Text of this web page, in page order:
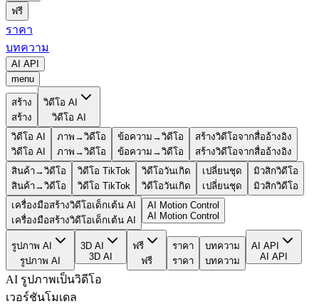
ฟรี
ราคา
บทความ
AI API
menu
สร้าง
สร้าง
วิดีโอ AI
วิดีโอ AI
วิดีโอ AI
วิดีโอ AI
ภาพ→วิดีโอ
ภาพ→วิดีโอ
ข้อความ→วิดีโอ
ข้อความ→วิดีโอ
สร้างวิดีโอจากสื่ออ้างอิง
สร้างวิดีโอจากสื่ออ้างอิง
สินค้า→วิดีโอ
สินค้า→วิดีโอ
วิดีโอ TikTok
วิดีโอ TikTok
วิดีโอวันเกิด
วิดีโอวันเกิด
เปลี่ยนชุด
เปลี่ยนชุด
มิวสิกวิดีโอ
มิวสิกวิดีโอ
เครื่องมือสร้างวิดีโอเด็กเต้น AI
เครื่องมือสร้างวิดีโอเด็กเต้น AI
AI Motion Control
AI Motion Control
รูปภาพ AI
รูปภาพ AI
3D AI
3D AI
ฟรี
ฟรี
ราคา
ราคา
บทความ
บทความ
AI API
AI API
AI รูปภาพเป็นวิดีโอ
เวอร์ชันโมเดล